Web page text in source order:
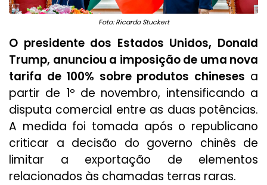
Foto: Ricardo Stuckert
O presidente dos Estados Unidos, Donald
Trump, anunciou a imposição de uma nova
tarifa de 100% sobre produtos chineses a
partir de 1º de novembro, intensificando a
disputa comercial entre as duas potências.
A medida foi tomada após o republicano
criticar a decisão do governo chinês de
limitar a exportação de elementos
relacionados às chamadas terras raras.